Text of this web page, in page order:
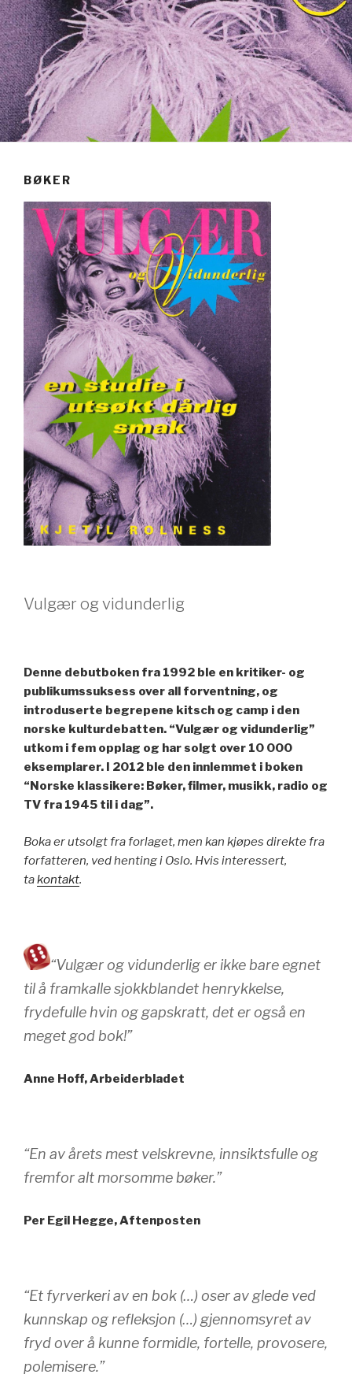
BØKER
Vulgær og vidunderlig
Denne debutboken fra 1992 ble en kritiker- og
publikumssuksess over all forventning, og
introduserte begrepene kitsch og camp i den
norske kulturdebatten. “Vulgær og vidunderlig”
utkom i fem opplag og har solgt over 10 000
eksemplarer. I 2012 ble den innlemmet i boken
“Norske klassikere: Bøker, filmer, musikk, radio og
TV fra 1945 til i dag”.
Boka er utsolgt fra forlaget, men kan kjøpes direkte fra
forfatteren, ved henting i Oslo. Hvis interessert,
takontakt.
“Vulgær og vidunderlig er ikke bare egnet
til å framkalle sjokkblandet henrykkelse,
frydefulle hvin og gapskratt, det er også en
meget god bok!”
Anne Hoff, Arbeiderbladet
“En av årets mest velskrevne, innsiktsfulle og
fremfor alt morsomme bøker.”
Per Egil Hegge, Aftenposten
“Et fyrverkeri av en bok (…) oser av glede ved
kunnskap og refleksjon (…) gjennomsyret av
fryd over å kunne formidle, fortelle, provosere,
polemisere.”